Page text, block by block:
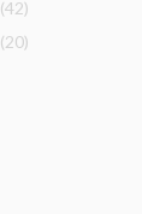
(42)
(20)